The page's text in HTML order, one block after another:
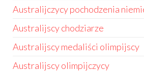
Australijczycy pochodzenia
Australijscy chodziarze
Australijscy medaliści olimpijscy
Australijscy olimpijczycy